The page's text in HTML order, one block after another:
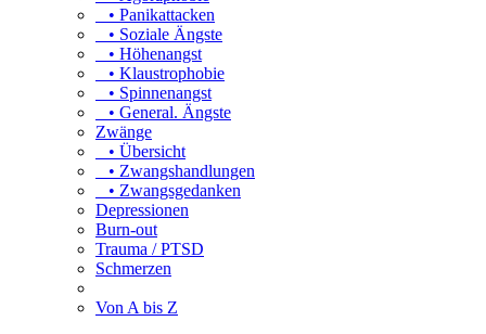
• Panikattacken
• Soziale Ängste
• Höhenangst
• Klaustrophobie
• Spinnenangst
• General. Ängste
Zwänge
• Übersicht
• Zwangshandlungen
• Zwangsgedanken
Depressionen
Burn-out
Trauma / PTSD
Schmerzen
Von A bis Z